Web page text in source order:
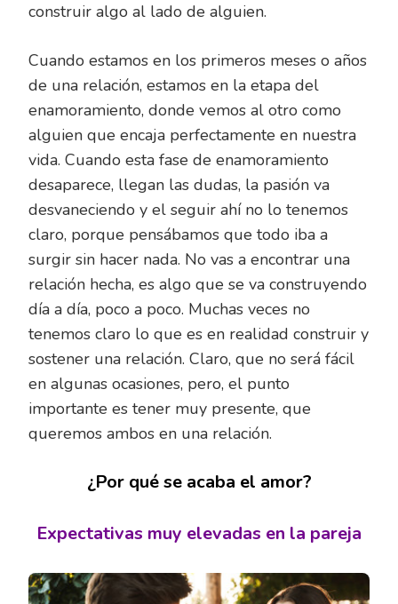
construir algo al lado de alguien.
Cuando estamos en los primeros meses o años
de una relación, estamos en la etapa del
enamoramiento, donde vemos al otro como
alguien que encaja perfectamente en nuestra
vida. Cuando esta fase de enamoramiento
desaparece, llegan las dudas, la pasión va
desvaneciendo y el seguir ahí no lo tenemos
claro, porque pensábamos que todo iba a
surgir sin hacer nada. No vas a encontrar una
relación hecha, es algo que se va construyendo
día a día, poco a poco. Muchas veces no
tenemos claro lo que es en realidad construir y
sostener una relación. Claro, que no será fácil
en algunas ocasiones, pero, el punto
importante es tener muy presente, que
queremos ambos en una relación.
¿Por qué se acaba el amor?
Expectativas muy elevadas en la pareja